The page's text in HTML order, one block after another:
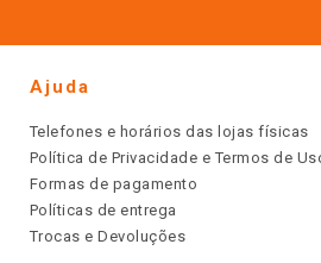
Ajuda
Telefones e horários das lojas físicas
Política de Privacidade e Termos de
Formas de pagamento
Políticas de entrega
Trocas e Devoluções